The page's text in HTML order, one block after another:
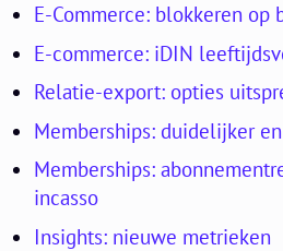
E-Commerce: blokkeren op
E-commerce: iDIN
Relatie-export: opties
Memberships: duidelijker
Memberships:
incasso
Insights: nieuwe metrieken